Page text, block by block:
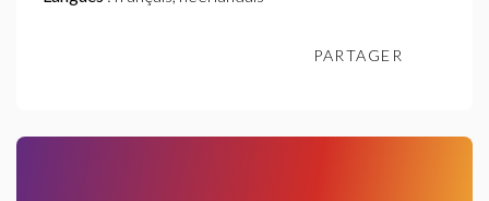
PARTAGER